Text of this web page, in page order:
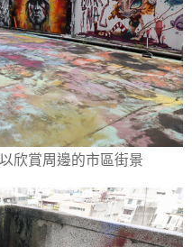
欣賞周邊的市區街景